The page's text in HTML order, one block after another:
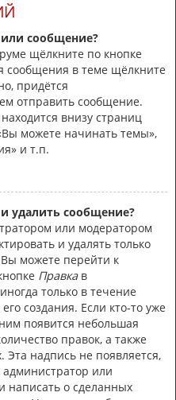
сообщение?
щёлкните по кнопке
сообщения в теме щёлкните
придётся
отправить сообщение.
внизу страниц
можете начинать темы»,
и т.п.
удалить сообщение?
или модератором
и удалять только
можете перейти к
Правкав
только в течение
создания. Если кто-то уже
появится небольшая
правок, а также
Эта надпись не появляется,
или
написать о сделанных